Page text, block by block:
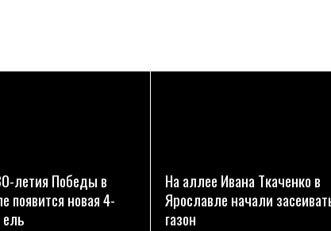
летия Победы в
появится новая 4-
На аллее Ивана Ткаченко в
Ярославле начали
газон